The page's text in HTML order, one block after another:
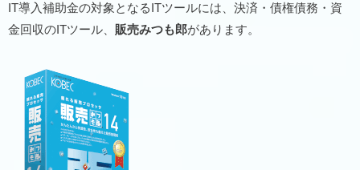
IT導入補助金の対象となるITツールには、決済・債権債務・資
金回収のITツール、 販売みつも郎があります。